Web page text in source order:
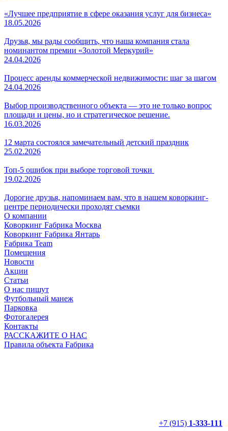
«Лучшее предприятие в сфере оказания услуг для бизнеса»
18.05.2026
Друзья, мы рады сообщить, что наша компания стала
номинантом премии «Золотой Меркурий»
24.04.2026
Процесс аренды коммерческой недвижимости: шаг за шагом
24.04.2026
Выбор производственного объекта — это не только вопрос
площади и цены, но и стратегическое решение.
16.03.2026
12 марта состоялся замечательный детский праздник
25.02.2026
Топ-5 ошибок при выборе торговой точки
19.02.2026
Дорогие друзья, напоминаем вам, что в нашем коворкинг-
центре периодически проходят съемки
О компании
Коворкинг Fабрика Москва
Коворкинг Fабрика Янтарь
Fабрика Team
Помещения
Новости
Акции
Статьи
О нас пишут
Футбольный манеж
Парковка
Фотогалерея
Контакты
РАССКАЖИТЕ О НАС
Правила объекта Fабрика
+7 (915) 1-333-111